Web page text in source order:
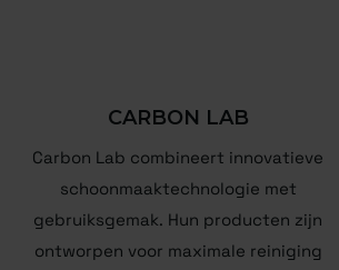
CARBON LAB
Carbon Lab combineert innovatieve
schoonmaaktechnologie met
gebruiksgemak. Hun producten zijn
ontworpen voor maximale reiniging